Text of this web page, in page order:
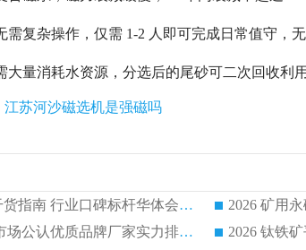
复杂操作，仅需 1-2 人即可完成日常值守，
量消耗水资源，分选后的尾砂可二次回收利
江苏河沙磁选机是强磁吗
2026 矿用永磁滚筒厂家排行榜选购干货指南 行业口碑标杆华体会手机网页版-华体会(中国) 实力出众
2026 钛铁矿平板磁选机选购全攻略 市场公认优质品牌厂家实力排行榜